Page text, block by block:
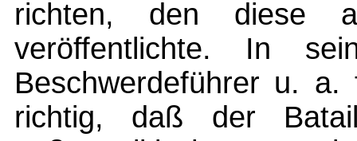
richten, den diese
veröffentlichte. In
Beschwerdeführer u.
richtig, daß der